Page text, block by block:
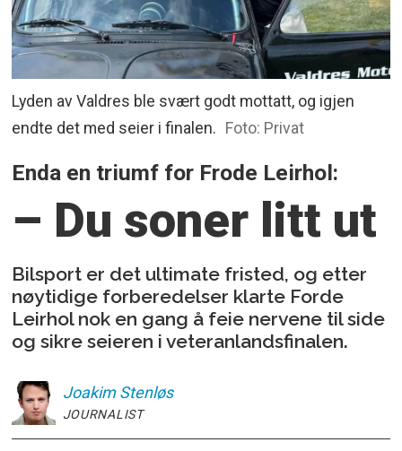
Lyden av Valdres ble svært godt mottatt, og igjen
endte det med seier i finalen. Foto: Privat
Enda en triumf for Frode Leirhol:
– Du soner litt ut
Bilsport er det ultimate fristed, og etter
nøytidige forberedelser klarte Forde
Leirhol nok en gang å feie nervene til side
og sikre seieren i veteranlandsfinalen.
Joakim Stenløs
JOURNALIST